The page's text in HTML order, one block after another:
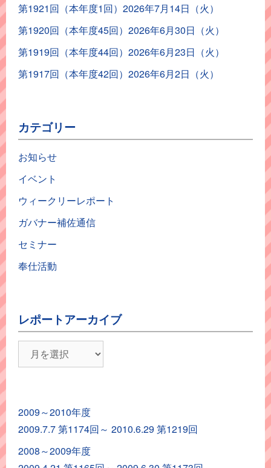
第1921回（本年度1回）2026年7月14日（火）
第1920回（本年度45回）2026年6月30日（火）
第1919回（本年度44回）2026年6月23日（火）
第1917回（本年度42回）2026年6月2日（火）
カテゴリー
お知らせ
イベント
ウィークリーレポート
ガバナー補佐通信
セミナー
奉仕活動
レポートアーカイブ
ポ
ア
ー
カ
2009～2010年度
2009.7.7 第1174回～ 2010.6.29 第1219回
2008～2009年度